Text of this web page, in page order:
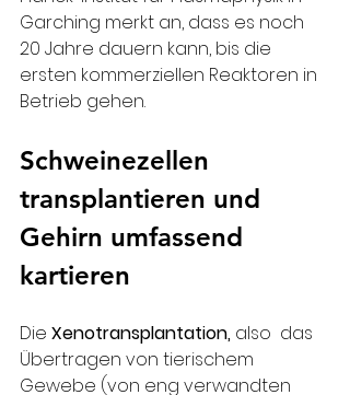
Garching merkt an, dass es noch
20 Jahre dauern kann, bis die
ersten kommerziellen Reaktoren in
Betrieb gehen.
Schweinezellen
transplantieren und
Gehirn umfassend
kartieren
Die Xenotransplantation, also  das
Übertragen von tierischem
Gewebe (von eng verwandten